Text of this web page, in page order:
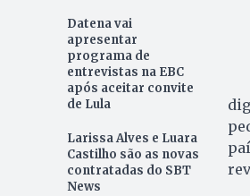
Datena vai
apresentar
programa de
entrevistas na EBC
após aceitar convite
de Lula
Larissa Alves e Luara
Castilho são as novas
contratadas do SBT
News